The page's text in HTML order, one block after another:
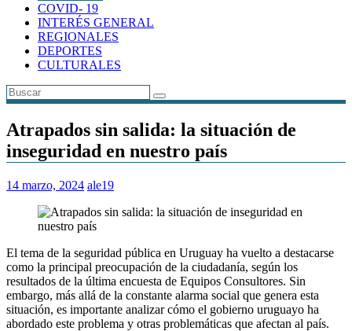
COVID- 19
INTERÉS GENERAL
REGIONALES
DEPORTES
CULTURALES
Atrapados sin salida: la situación de
inseguridad en nuestro país
14 marzo, 2024 ale19
El tema de la seguridad pública en Uruguay ha vuelto a destacarse
como la principal preocupación de la ciudadanía, según los
resultados de la última encuesta de Equipos Consultores. Sin
embargo, más allá de la constante alarma social que genera esta
situación, es importante analizar cómo el gobierno uruguayo ha
abordado este problema y otras problemáticas que afectan al país.